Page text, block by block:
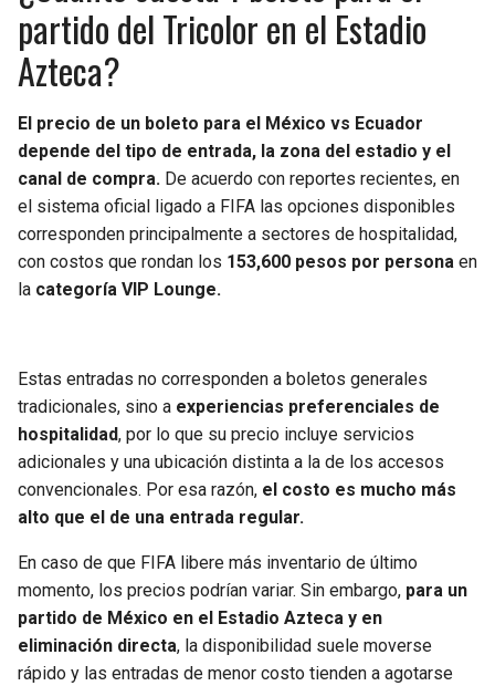
partido del Tricolor en el Estadio
Azteca?
El precio de un boleto para el México vs Ecuador
depende del tipo de entrada, la zona del estadio y el
canal de compra. De acuerdo con reportes recientes, en
el sistema oficial ligado a FIFA las opciones disponibles
corresponden principalmente a sectores de hospitalidad,
con costos que rondan los 153,600 pesos por persona en
la categoría VIP Lounge.
Estas entradas no corresponden a boletos generales
tradicionales, sino a experiencias preferenciales de
hospitalidad, por lo que su precio incluye servicios
adicionales y una ubicación distinta a la de los accesos
convencionales. Por esa razón, el costo es mucho más
alto que el de una entrada regular.
En caso de que FIFA libere más inventario de último
momento, los precios podrían variar. Sin embargo, para un
partido de México en el Estadio Azteca y en
eliminación directa, la disponibilidad suele moverse
rápido y las entradas de menor costo tienden a agotarse